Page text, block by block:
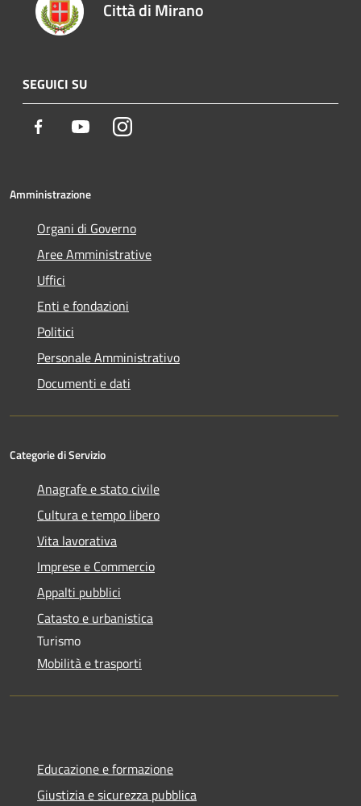
Città di Mirano
SEGUICI SU
Facebook YoutubeInstagram
Amministrazione
Organi di Governo
Aree Amministrative
Uffici
Enti e fondazioni
Politici
Personale Amministrativo
Documenti e dati
Categorie di Servizio
Anagrafe e stato civile
Cultura e tempo libero
Vita lavorativa
Imprese e Commercio
Appalti pubblici
Catasto e urbanistica
Turismo
Mobilità e trasporti
Educazione e formazione
Giustizia e sicurezza pubblica